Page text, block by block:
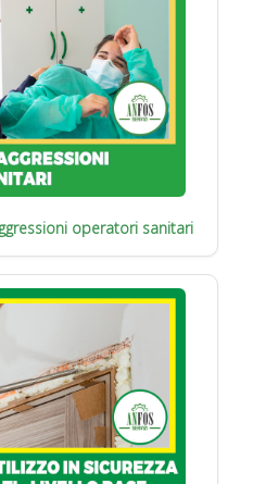
operatori sanitari